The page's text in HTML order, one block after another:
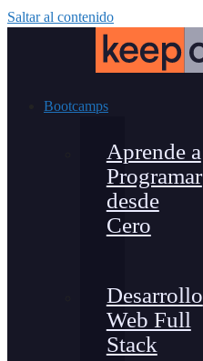
Saltar al contenido
Bootcamps
Aprende a
Programar
desde
Cero
Desarrollo
Web Full
Stack